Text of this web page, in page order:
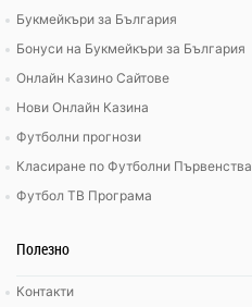
Букмейкъри за България
Бонуси на Букмейкъри за България
Онлайн Казино Сайтове
Нови Онлайн Казина
Футболни прогнози
Класиране по Футболни Първенства
Футбол ТВ Програма
Полезно
Контакти